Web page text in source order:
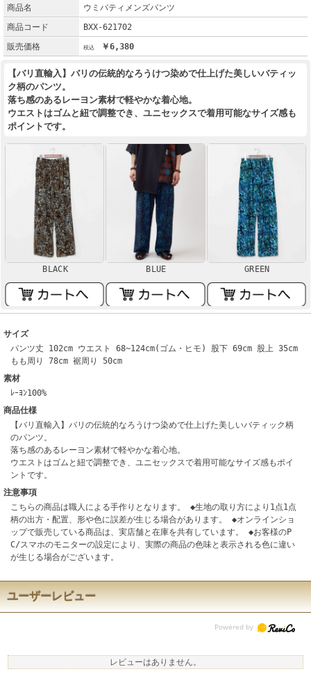
商品名
ウミバティメンズパンツ
商品コード
BXX-621702
販売価格
￥6,380
【バリ直輸入】バリの伝統的なろうけつ染めで仕上げた美しいバティッ
ク柄のパンツ。
落ち感のあるレーヨン素材で軽やかな着心地。
ウエストはゴムと紐で調整でき、ユニセックスで着用可能なサイズ感も
ポイントです。
BLACK BLUE GREEN
サイズ
パンツ丈 102cm ウエスト 68~124cm(ゴム・ヒモ) 股下 69cm 股上 35cm
もも周り 78cm 裾周り 50cm
素材
ﾚｰﾖﾝ100%
商品仕様
【バリ直輸入】バリの伝統的なろうけつ染めで仕上げた美しいバティック柄
のパンツ。
落ち感のあるレーヨン素材で軽やかな着心地。
ウエストはゴムと紐で調整でき、ユニセックスで着用可能なサイズ感もポイ
ントです。
注意事項
こちらの商品は職人による手作りとなります。 ◆生地の取り方により1点1点
柄の出方・配置、形や色に誤差が生じる場合があります。 ◆オンラインショ
ップで販売している商品は、実店舗と在庫を共有しています。 ◆お客様のP
C/スマホのモニターの設定により、実際の商品の色味と表示される色に違い
が生じる場合がございます。
ユーザーレビュー
レビューはありません。